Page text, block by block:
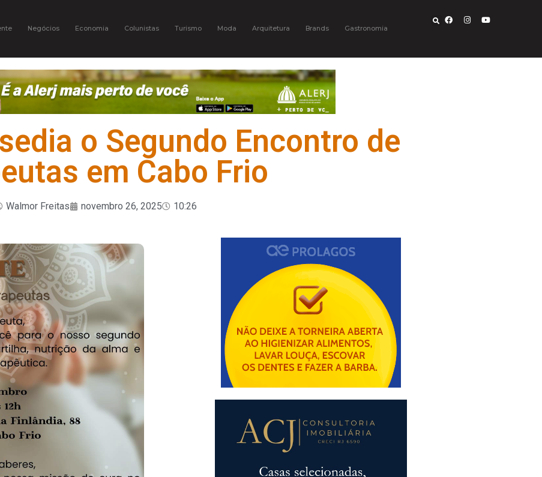
Negócios Economia Colunistas Turismo Moda Arquitetura Brands Gastronomia
o Segundo Encontro de
em Cabo Frio
Walmor Freitas novembro 26, 2025 10:26